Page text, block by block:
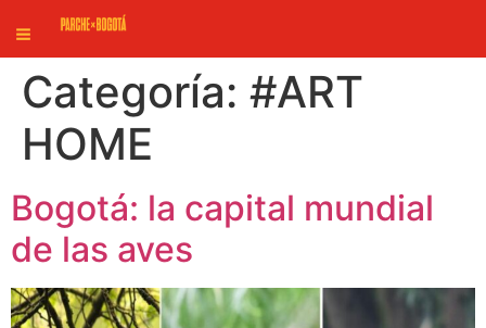
Categoría: #ART
HOME
Bogotá: la capital mundial
de las aves